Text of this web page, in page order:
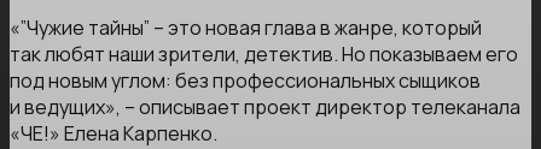
«”Чужие тайны” – это новая глава в жанре, который
так любят наши зрители, детектив. Но показываем его
под новым углом: без профессиональных сыщиков
и ведущих», – описывает проект директор телеканала
«ЧЕ!» Елена Карпенко.